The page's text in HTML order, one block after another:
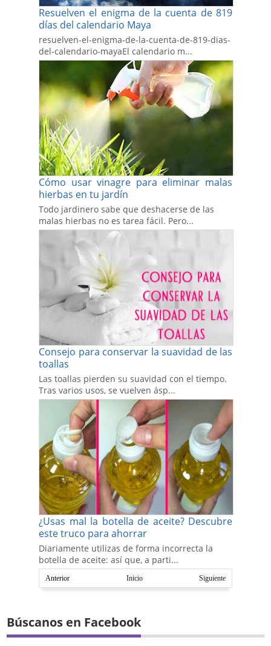
Resuelven el enigma de la cuenta de 819
días del calendario Maya
resuelven-el-enigma-de-la-cuenta-de-819-dias-
del-calendario-mayaEl calendario m...
Cómo usar vinagre para eliminar malas
hierbas en tu jardín
Todo jardinero sabe que deshacerse de las
malas hierbas no es tarea fácil. Pero...
Consejo para conservar la suavidad de las
toallas
Las toallas pierden su suavidad con el tiempo.
Tras varios usos, se vuelven ásp...
¿Usas mal la botella de aceite? Descubre
este truco para ahorrar
Diariamente utilizas de forma incorrecta la
botella de aceite: así que, a parti...
Anterior Siguiente
Inicio
Búscanos en Facebook